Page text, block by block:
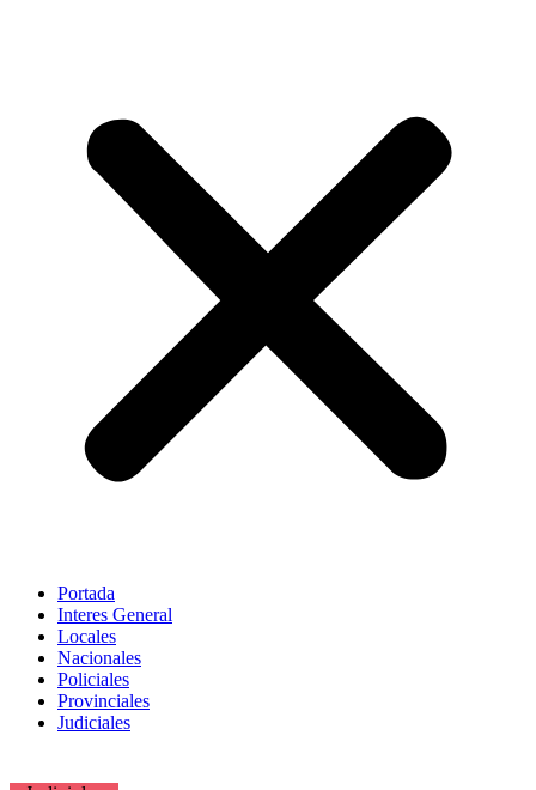
Portada
Interes General
Locales
Nacionales
Policiales
Provinciales
Judiciales